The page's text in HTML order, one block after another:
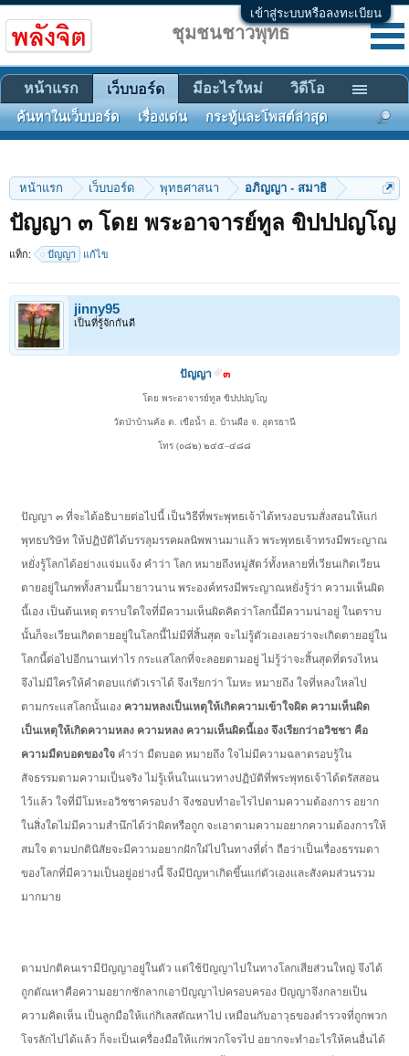
เข้าสู่ระบบหรือลงทะเบียน
หน้าแรก เว็บบอร์ด พุทธศาสนา อภิญญา - สมาธิ
ปัญญา ๓ โดย พระอาจารย์ทูล ขิปปปญโญ
แท็ก: ปัญญา แก้ไข
jinny95
เป็นที่รู้จักกันดี
ปัญญา ๓
โดย พระอาจารย์ทูล ขิปปปญโญ
วัดป่าบ้านค้อ ต. เขือน้ำ อ. บ้านผือ จ. อุดรธานี
โทร (๐๘๒) ๒๔๕–๔๘๘
ปัญญา ๓ ที่จะได้อธิบายต่อไปนี้ เป็นวิธีที่พระพุทธเจ้าได้ทรงอบรมสั่งสอนให้แก่
พุทธบริษัท ให้ปฏิบัติได้บรรลุมรรคผลนิพพานมาแล้ว พระพุทธเจ้าทรงมีพระญาณ
หยั่งรู้โลกได้อย่างแจ่มแจ้ง คำว่า โลก หมายถึงหมู่สัตว์ทั้งหลายที่เวียนเกิดเวียน
ตายอยู่ในภพทั้งสามนี้มายาวนาน พระองค์ทรงมีพระญาณหยั่งรู้ว่า ความเห็นผิด
นี้เอง เป็นต้นเหตุ ตราบใดใจที่มีความเห็นผิดคิดว่าโลกนี้มีความน่าอยู่ ในตราบ
นั้นก็จะเวียนเกิดตายอยู่ในโลกนี้ไม่มีที่สิ้นสุด จะไม่รู้ตัวเองเลยว่าจะเกิดตายอยู่ใน
โลกนี้ต่อไปอีกนานเท่าไร กระแสโลกที่จะลอยตามอยู่ ไม่รู้ว่าจะสิ้นสุดที่ตรงไหน
จึงไม่มีใครให้คำตอบแก่ตัวเราได้ จึงเรียกว่า โมหะ หมายถึง ใจที่หลงใหลไป
ตามกระแสโลกนั้นเอง ความหลงเป็นเหตุให้เกิดความเข้าใจผิด ความเห็นผิด
เป็นเหตุให้เกิดความหลง ความหลง ความเห็นผิดนี้เอง จึงเรียกว่าอวิชชา คือ
ความมืดบอดของใจ คำว่า มืดบอด หมายถึง ใจไม่มีความฉลาดรอบรู้ใน
สัจธรรมตามความเป็นจริง ไม่รู้เห็นในแนวทางปฏิบัติที่พระพุทธเจ้าได้ตรัสสอน
ไว้แล้ว ใจที่มีโมหะอวิชชาครอบงำ จึงชอบทำอะไรไปตามความต้องการ อยาก
ในสิ่งใดไม่มีความสำนึกได้ว่าผิดหรือถูก จะเอาตามความอยากความต้องการให้
สมใจ ตามปกตินิสัยจะมีความอยากฝักใฝ่ไปในทางที่ต่ำ ถือว่าเป็นเรื่องธรรมดา
ของโลกที่มีความเป็นอยู่อย่างนี้ จึงมีปัญหาเกิดขึ้นแก่ตัวเองและสังคมส่วนรวม
มากมาย
ตามปกติคนเรามีปัญญาอยู่ในตัว แต่ใช้ปัญญาไปในทางโลกเสียส่วนใหญ่ จึงได้
ถูกตัณหาคือความอยากชักลากเอาปัญญาไปครอบครอง ปัญญาจึงกลายเป็น
ความคิดเห็น เป็นลูกมือให้แก่กิเลสตัณหาไป เหมือนกับอาวุธของตำรวจที่ถูกพวก
โจรลักไปได้แล้ว ก็จะเป็นเครื่องมือให้แก่พวกโจรไป อยากจะทำอะไรให้คนอื่นได้
ชุมชนชาวพุทธ
หน้าแรก เว็บบอร์ด
ค้นหาในเว็บบอร์ด เรื่องเด่น กระทู้และโพสต์ล่าสุด
มีอะไรใหม่ วิดีโอ